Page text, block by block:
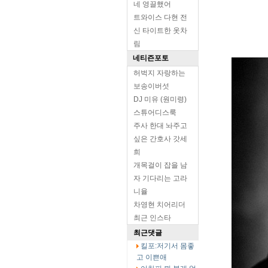
네 영끌했어
트와이스 다현 전
신 타이트한 옷차
림
네티즌포토
허벅지 자랑하는
보송이버섯
DJ 미유 (원미령)
스튜어디스룩
주사 한대 놔주고
싶은 간호사 갓세
희
개목걸이 잡을 남
자 기다리는 고라
니율
차영현 치어리더
최근 인스타
최근댓글
킬포:저기서 몸좋
고 이쁜애